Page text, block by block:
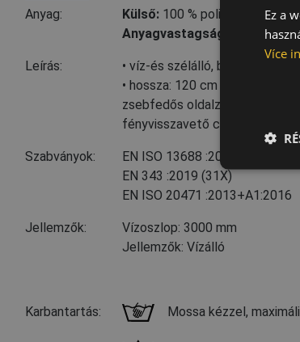
Anyag: Külső: 100 % poliészter, 200
Anyagvastagság
: 0,5 mm
Leírás:
• víz-és szélálló, bő szabású
• hossza: 120 cm •
zsebfedős oldalzseb •
fényvisszavető csíkok az
Szabványok: EN ISO 13688 :2013
EN 343 :2019 (31X)
EN ISO 20471 :2013+A1:2016
Jellemzők:
Vízoszlop: 3000 mm
Jellemzők: Vízálló
Karbantartás: Mossa kézzel,
Ez a
Více